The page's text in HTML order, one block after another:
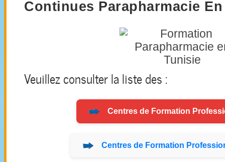
Continues Parapharmacie
Veuillez consulter la liste des :
Centres de Formation
Centres de Formation